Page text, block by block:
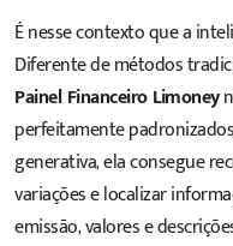
É nesse contexto que a
Diferente de métodos
Painel Financeiro Limoney
perfeitamente
generativa, ela consegue
variações e localizar
emissão, valores e